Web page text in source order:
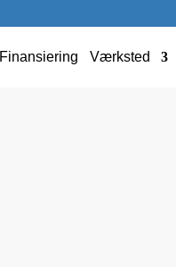
Finansiering Værksted